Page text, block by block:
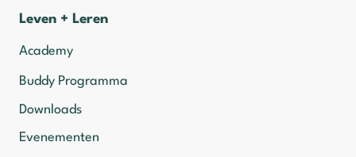
Leven + Leren
Academy
Buddy Programma
Downloads
Evenementen